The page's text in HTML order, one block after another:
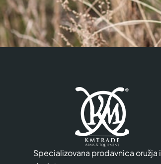
Specializovana prodavnica oružja i